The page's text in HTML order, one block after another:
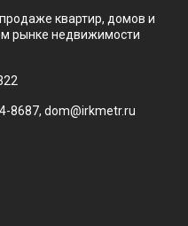
квартир, домов и
рынке недвижимости
8687, dom@irkmetr.ru